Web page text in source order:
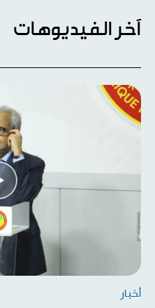
آخر الفيديوهات
أخبار